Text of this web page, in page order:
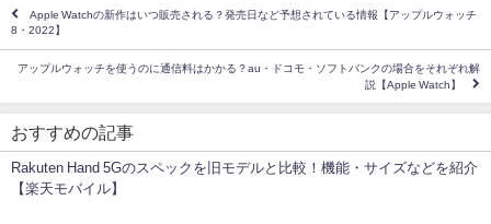
Apple Watchの新作はいつ販売される？発売日など予想されている情報【アップルウォッチ
8・2022】
アップルウォッチを使うのに通信料はかかる？au・ドコモ・ソフトバンクの場合をそれぞれ解
説【Apple Watch】
おすすめの記事
Rakuten Hand 5Gのスペックを旧モデルと比較！機能・サイズなどを紹介
【楽天モバイル】